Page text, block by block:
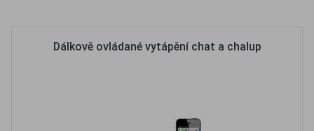
Dálkově ovládané vytápění chat a chalup